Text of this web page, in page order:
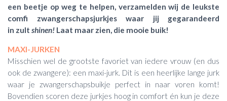
een beetje op weg te helpen, verzamelden wij de leukste
comfi zwangerschapsjurkjes waar jij gegarandeerd
in zult shinen! Laat maar zien, die mooie buik!
MAXI-JURKEN
Misschien wel de grootste favoriet van iedere vrouw (en dus
ook de zwangere): een maxi-jurk. Dit is een heerlijke lange jurk
waar je zwangerschapsbuikje perfect in naar voren komt!
Bovendien scoren deze jurkjes hoog in comfort én kun je deze